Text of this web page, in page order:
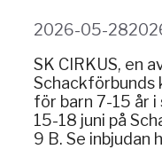
2026-05-28
SK CIRKUS, en
Schackförbunds
för barn 7-15 år
15-18 juni på
9 B. Se inbjudan